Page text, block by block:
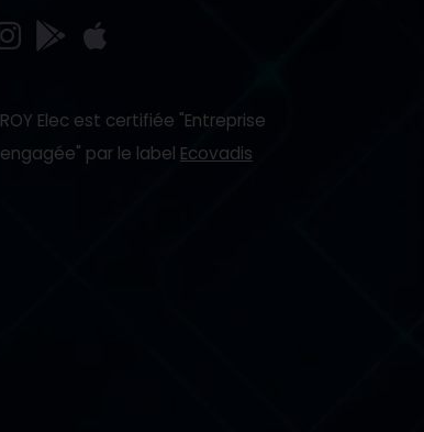
ROY Elec est certifiée "Entreprise
engagée" par le label Ecovadis